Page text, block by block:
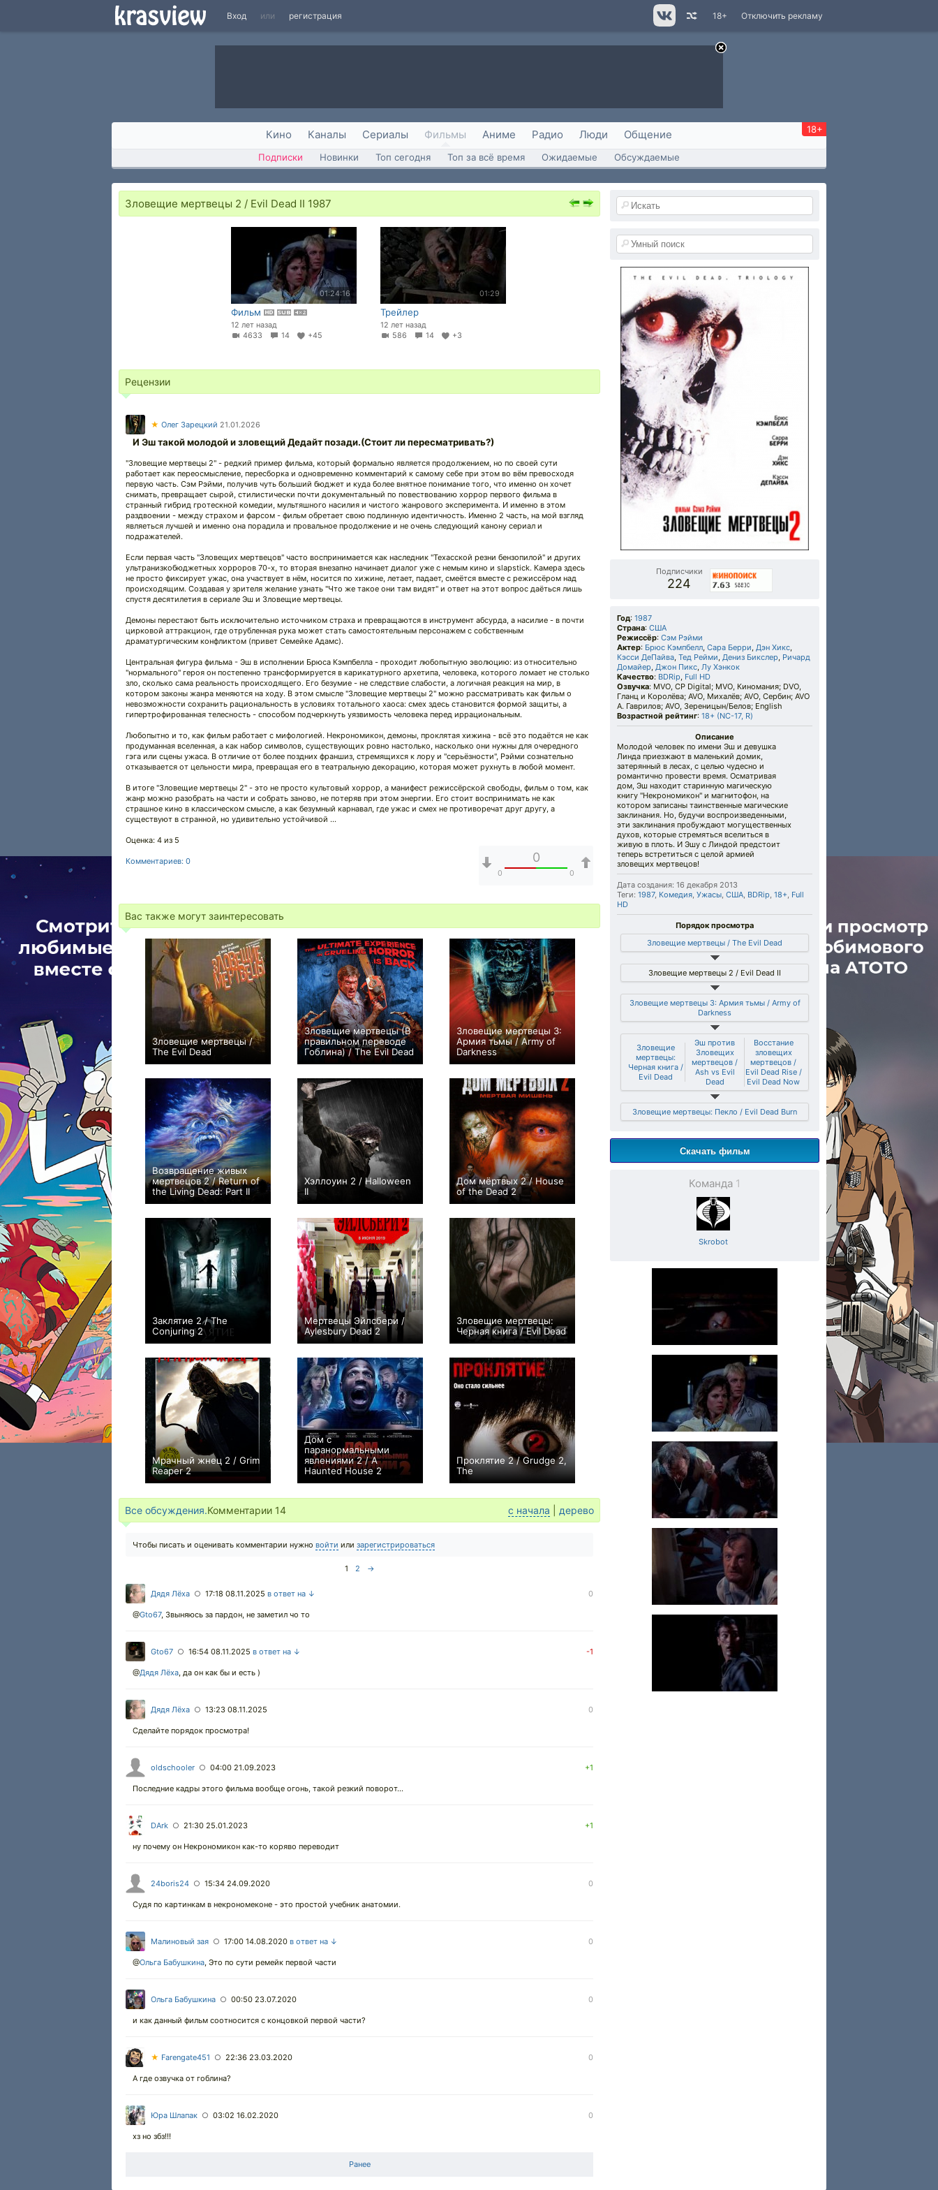
Вход или регистрация Отключить рекламу
18+
Кино Каналы Сериалы Фильмы Аниме Радио Люди Общение 18+
Подписки Новинки Топ сегодня Топ за всё время Ожидаемые Обсуждаемые
Зловещие мертвецы 2 / Evil Dead II 1987
01:24:16
Фильм
12 лет назад
4633
14 +45
01:29
Трейлер
12 лет назад
586
14 +3
Рецензии
★ Олег Зарецкий 21.01.2026
И Эш такой молодой и зловещий Дедайт позади.(Стоит ли пересматривать?)
"Зловещие мертвецы 2" - редкий пример фильма, который формально является продолжением, но по своей сути
работает как переосмысление, пересборка и одновременно комментарий к самому себе при этом во вём превосходя
первую часть. Сэм Рэйми, получив чуть больший бюджет и куда более внятное понимание того, что именно он хочет
снимать, превращает сырой, стилистически почти документальный по повествованию хоррор первого фильма в
странный гибрид гротескной комедии, мультяшного насилия и чистого жанрового эксперимента. И именно в этом
раздвоении - между страхом и фарсом - фильм обретает свою подлинную идентичность. Именно 2 часть, на мой взгляд
являеться лучшей и именно она порадила и провальное продолжение и не очень следующий канону сериал и
подражателей.
Если первая часть "Зловещих мертвецов" часто воспринимается как наследник "Техасской резни бензопилой" и других
ультранизкобюджетных хорроров 70-х, то вторая внезапно начинает диалог уже с немым кино и slapstick. Камера здесь
не просто фиксирует ужас, она участвует в нём, носится по хижине, летает, падает, смеётся вместе с режиссёром над
происходящим. Создавая у зрителя желание узнать "Что же такое они там видят" и ответ на этот вопрос даёться лишь
спустя десятилетия в сериале Эш и Зловещие мертвецы.
Демоны перестают быть исключительно источником страха и превращаются в инструмент абсурда, а насилие - в почти
цирковой аттракцион, где отрубленная рука может стать самостоятельным персонажем с собственным
драматургическим конфликтом (привет Семейке Адамс).
Центральная фигура фильма - Эш в исполнении Брюса Кэмпбелла - проходит любопытную эволюцию: из относительно
"нормального" героя он постепенно трансформируется в карикатурного архетипа, человека, которого ломает не столько
зло, сколько сама реальность происходящего. Его безумие - не следствие слабости, а логичная реакция на мир, в
котором законы жанра меняются на ходу. В этом смысле "Зловещие мертвецы 2" можно рассматривать как фильм о
невозможности сохранить рациональность в условиях тотального хаоса: смех здесь становится формой защиты, а
гипертрофированная телесность - способом подчеркнуть уязвимость человека перед иррациональным.
Любопытно и то, как фильм работает с мифологией. Некрономикон, демоны, проклятая хижина - всё это подаётся не как
продуманная вселенная, а как набор символов, существующих ровно настолько, насколько они нужны для очередного
гэгa или сцены ужаса. В отличие от более поздних франшиз, стремящихся к лору и "серьёзности", Рэйми сознательно
отказывается от цельности мира, превращая его в театральную декорацию, которая может рухнуть в любой момент.
В итоге "Зловещие мертвецы 2" - это не просто культовый хоррор, а манифест режиссёрской свободы, фильм о том, как
жанр можно разобрать на части и собрать заново, не потеряв при этом энергии. Его стоит воспринимать не как
страшное кино в классическом смысле, а как безумный карнавал, где ужас и смех не противоречат друг другу, а
существуют в странной, но удивительно устойчивой ...
Оценка: 4 из 5
Комментариев: 0 0
0 0
Вас также могут заинтересовать
Зловещие мертвецы /
The Evil Dead
+43
Зловещие мертвецы (В
правильном переводе
Гоблина) / The Evil Dead
+3
Зловещие мертвецы 3:
Армия тьмы / Army of
Darkness
+62
Возвращение живых
мертвецов 2 / Return of
the Living Dead: Part II
0
Хэллоуин 2 / Halloween
II
0
Дом мёртвых 2 / House
of the Dead 2
0
Заклятие 2 / The
Conjuring 2
+173
Мертвецы Эйлсбери /
Aylesbury Dead 2
−1
Зловещие мертвецы:
Черная книга / Evil Dead
+43
Мрачный жнец 2 / Grim
Reaper 2
0
Дом с
паранормальными
явлениями 2 / A
Haunted House 2
+67
Проклятие 2 / Grudge 2,
The
+1
Все обсуждения.Комментарии 14 с начала дерево
Чтобы писать и оценивать комментарии нужно войти или зарегистрироваться
1 2 →
Дядя Лёха ○ 17:18 08.11.2025 в ответ на ↓ 0
@Gto67, Звыняюсь за пардон, не заметил чо то
Gto67 ○ 16:54 08.11.2025 в ответ на ↓ -1
@Дядя Лёха, да он как бы и есть )
Дядя Лёха ○ 13:23 08.11.2025 0
Сделайте порядок просмотра!
oldschooler ○ 04:00 21.09.2023 +1
Последние кадры этого фильма вообще огонь, такой резкий поворот...
DArk ○ 21:30 25.01.2023 +1
ну почему он Некрономикон как-то коряво переводит
24boris24 ○ 15:34 24.09.2020 0
Судя по картинкам в некрономеконе - это простой учебник анатомии.
Малиновый зая ○ 17:00 14.08.2020 в ответ на ↓ 0
@Ольга Бабушкина, Это по сути ремейк первой части
Ольга Бабушкина ○ 00:50 23.07.2020 0
и как данный фильм соотносится с концовкой первой части?
★ Farengate451 ○ 22:36 23.03.2020 0
А где озвучка от гоблина?
Юра Шлапак ○ 03:02 16.02.2020 0
хз но збз!!!
Ранее
Подписчики
224
Год: 1987
Страна: США
Режиссёр: Сэм Рэйми
Актер: Брюс Кэмпбелл, Сара Берри, Дэн Хикс,
Кэсси ДеПайва, Тед Рейми, Дениз Бикслер, Ричард
Домайер, Джон Пикс, Лу Хэнкок
Качество: BDRip, Full HD
Озвучка: MVO, CP Digital; MVO, Киномания; DVO,
Гланц и Королёва; AVO, Михалёв; AVO, Сербин; AVO
А. Гаврилов; AVO, Зереницын/Белов; English
Возрастной рейтинг: 18+ (NC-17, R)
Описание
Молодой человек по имени Эш и девушка
Линда приезжают в маленький домик,
затерянный в лесах, с целью чудесно и
романтично провести время. Осматривая
дом, Эш находит старинную магическую
книгу "Некрономикон" и магнитофон, на
котором записаны таинственные магические
заклинания. Но, будучи воспроизведенными,
эти заклинания пробуждают могущественных
духов, которые стремяться вселиться в
живую в плоть. И Эшу с Линдой предстоит
теперь встретиться с целой армией
зловещих мертвецов!
Дата создания: 16 декабря 2013
Теги: 1987, Комедия, Ужасы, США, BDRip, 18+, Full
HD
Порядок просмотра
Зловещие мертвецы / The Evil Dead
Зловещие мертвецы 2 / Evil Dead II
Зловещие мертвецы 3: Армия тьмы / Army of
Darkness
Зловещие
мертвецы:
Черная книга /
Evil Dead
Эш против
Зловещих
мертвецов /
Ash vs Evil
Dead
Восстание
зловещих
мертвецов /
Evil Dead Rise /
Evil Dead Now
Зловещие мертвецы: Пекло / Evil Dead Burn
Скачать фильм
Команда 1
Skrobot